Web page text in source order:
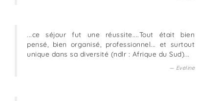
...ce séjour fut une réussite....Tout était bien
pensé, bien organisé, professionnel... et surtout
unique dans sa diversité (ndlr : Afrique du Sud)...
Eveline